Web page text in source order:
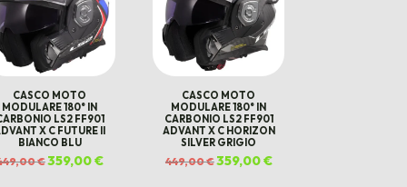
CASCO MOTO
MODULARE 180° IN
LS2 FF901
X C FUTURE II
BIANCO BLU
€ Il
359,00€Il
CASCO MOTO
MODULARE 180° IN
CARBONIO LS2 FF901
ADVANT X C HORIZON
SILVER GRIGIO
449,00€ Il
359,00€Il